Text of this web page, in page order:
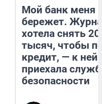
Мой банк меня
бережет.
хотела снять
тысяч, чтобы
кредит, — к
приехала
безопасности